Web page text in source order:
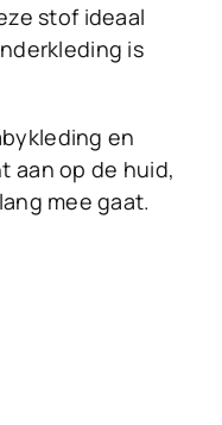
stof ideaal
is
en
aan op de huid,
mee gaat.